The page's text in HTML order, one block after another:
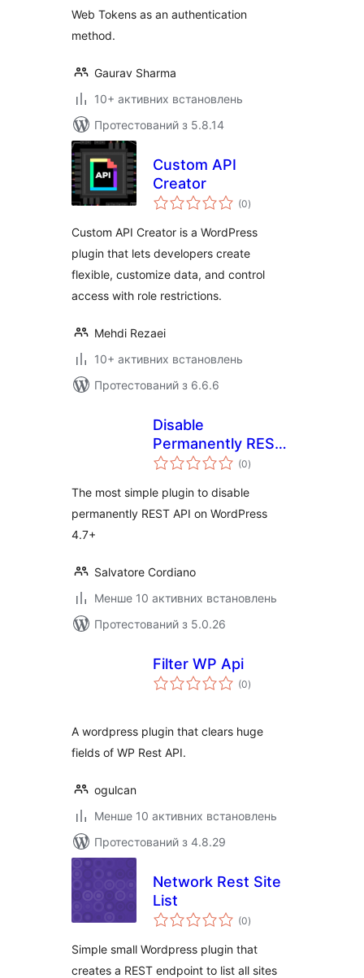
Web Tokens as an authentication
method.
Gaurav Sharma
10+ активних встановлень
Протестований з 5.8.14
Custom API
Creator
(0загальний
рейтинг
)
Custom API Creator is a WordPress
plugin that lets developers create
flexible, customize data, and control
access with role restrictions.
Mehdi Rezaei
10+ активних встановлень
Протестований з 6.6.6
Disable
Permanently REST
API
(0загальний
рейтинг
)
The most simple plugin to disable
permanently REST API on WordPress
4.7+
Salvatore Cordiano
Менше 10 активних встановлень
Протестований з 5.0.26
Filter WP Api
(0загальний
рейтинг
)
A wordpress plugin that clears huge
fields of WP Rest API.
ogulcan
Менше 10 активних встановлень
Протестований з 4.8.29
Network Rest Site
List
(0загальний
рейтинг
)
Simple small Wordpress plugin that
creates a REST endpoint to list all sites